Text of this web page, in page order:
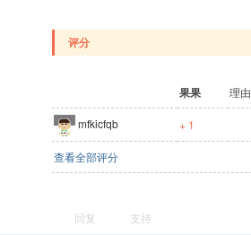
评分
果果 理由
mfkicfqb + 1
查看全部评分
回复 支持